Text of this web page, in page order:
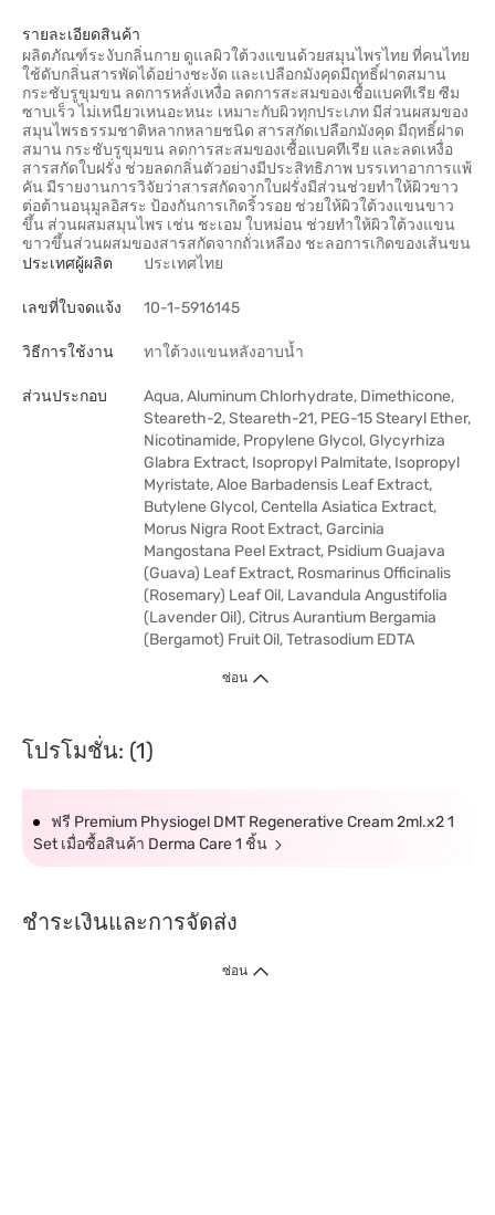
รายละเอียดสินค้า
ผลิตภัณฑ์ระงับกลิ่นกาย ดูแลผิวใต้วงแขนด้วยสมุนไพรไทย ที่คนไทย
ใช้ดับกลิ่นสารพัดได้อย่างชะงัด และเปลือกมังคุดมีฤทธิ์ฝาดสมาน
กระชับรูขุมขน ลดการหลั่งเหงื่อ ลดการสะสมของเชื้อแบคทีเรีย ซีม
ซาบเร็ว ไม่เหนียวเหนอะหนะ เหมาะกับผิวทุกประเภท มีส่วนผสมของ
สมุนไพรธรรมชาติหลากหลายชนิด สารสกัดเปลือกมังคุด มีฤทธิ์ฝาด
สมาน กระชับรูขุมขน ลดการสะสมของเชื้อแบคทีเรีย และลดเหงื่อ
สารสกัดใบฝรั่ง ช่วยลดกลิ่นตัวอย่างมีประสิทธิภาพ บรรเทาอาการแพ้
คัน มีรายงานการวิจัยว่าสารสกัดจากใบฝรั่งมีส่วนช่วยทำให้ผิวขาว
ต่อต้านอนุมูลอิสระ ป้องกันการเกิดริ้วรอย ช่วยให้ผิวใต้วงแขนขาว
ขึ้น ส่วนผสมสมุนไพร เช่น ชะเอม ใบหม่อน ช่วยทำให้ผิวใต้วงแขน
ขาวขึ้นส่วนผสมของสารสกัดจากถั่วเหลือง ชะลอการเกิดของเส้นขน
ประเทศผู้ผลิต
ประเทศไทย
เลขที่ใบจดแจ้ง 10-1-5916145
วิธีการใช้งาน ทาใต้วงแขนหลังอาบน้ำ
ส่วนประกอบ
Aqua, Aluminum Chlorhydrate, Dimethicone,
Steareth-2, Steareth-21, PEG-15 Stearyl Ether,
Nicotinamide, Propylene Glycol, Glycyrhiza
Glabra Extract, Isopropyl Palmitate, Isopropyl
Myristate, Aloe Barbadensis Leaf Extract,
Butylene Glycol, Centella Asiatica Extract,
Morus Nigra Root Extract, Garcinia
Mangostana Peel Extract, Psidium Guajava
(Guava) Leaf Extract, Rosmarinus Officinalis
(Rosemary) Leaf Oil, Lavandula Angustifolia
(Lavender Oil), Citrus Aurantium Bergamia
(Bergamot) Fruit Oil, Tetrasodium EDTA
ซ่อน
โปรโมชั่น: (1)
ฟรี Premium Physiogel DMT Regenerative Cream 2ml.x2 1
Set เมื่อซื้อสินค้า Derma Care 1 ชิ้น
ชำระเงินและการจัดส่ง
ซ่อน